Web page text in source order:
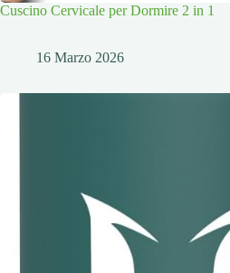
Cuscino Cervicale per Dormire 2 in 1
16 Marzo 2026